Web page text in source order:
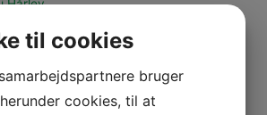
Hårlev
til cookies
bruger
cookies, til at